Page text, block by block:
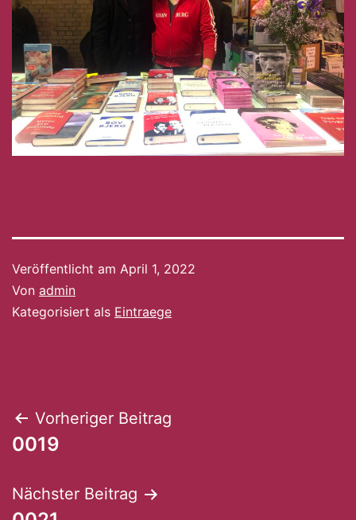
Veröffentlicht am April 1, 2022
Von admin
Kategorisiert als Eintraege
Beitragsnavigation
Vorheriger Beitrag
0019
Nächster Beitrag